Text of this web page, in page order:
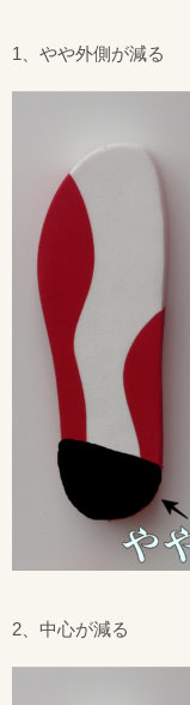
1、やや外側が減る
2、中心が減る